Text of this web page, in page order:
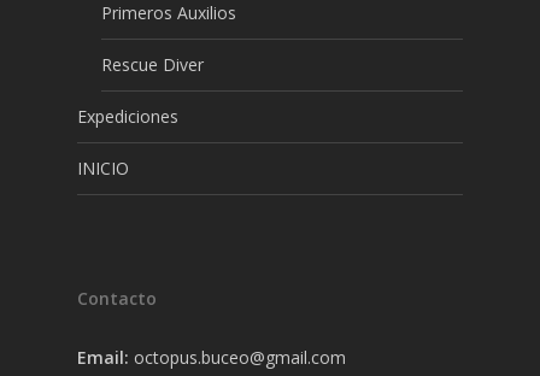
Primeros Auxilios
Rescue Diver
Expediciones
INICIO
Contacto
Email: octopus.buceo@gmail.com